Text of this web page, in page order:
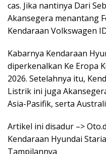
cas. Jika nantinya Dari
Akansegera menantang
Kendaraan Volkswagen
Kabarnya Kendaraan
diperkenalkan Ke Eropa
2026. Setelahnya itu,
Listrik ini juga
Asia-Pasifik, serta
Artikel ini disadur –>
Kendaraan Hyundai
Tampilannya